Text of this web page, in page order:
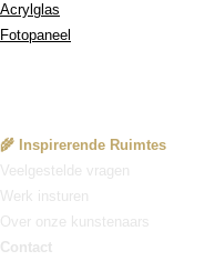
Acrylglas
Fotopaneel
🌾 Inspirerende Ruimtes
Veelgestelde vragen
Werk insturen
Over onze kunstenaars
Contact